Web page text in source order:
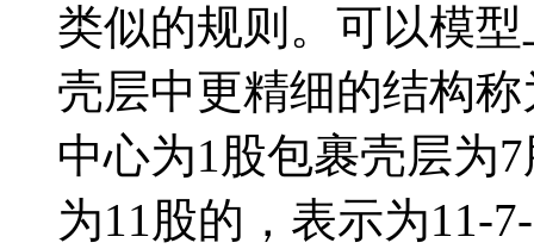
类似的规则。可以模
壳层中更精细的结构
中心为1股包裹壳层为
为11股的，表示为11-